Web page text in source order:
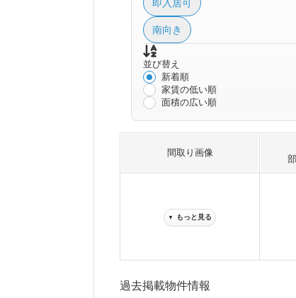
即入居可
南向き
並び替え
新着順
家賃の低い順
面積の広い順
間取り画像
▼ もっと見る
過去掲載物件情報